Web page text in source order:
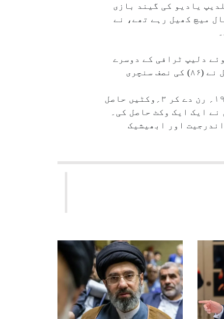
یادیو کی گیند بازی
۲۰۲۲ءکے بعد اپنا پہلا ریڈ بال میچ کھیل رہے تھے، نے
دلیپ ٹرافی کے دوسرے
میچ کے پہلے دن انڈیا ’ڈی‘ کو ۱۶۴؍رنوں پر سمیٹ دیا۔ انڈیا’ ڈی‘ کی جانب سے اکشر پٹیل نے (۸۶) کی نصف سنچری
انڈیا’ سی‘ کیلئے وجے کمار ویشاکھ نے مہلک گیند بازی کرتے ہوئے ۱۲؍اووروں میں صرف ۱۹؍ رن دے کر ۳؍وکٹیں حاصل
اور ہریتھک شوکین نے ایک ایک وکٹ حاصل کی۔
پر ۹۱؍رن بنالئے ہیں۔ بابا اندرجیت اور ابھیشیک